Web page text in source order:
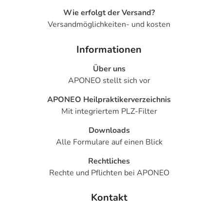
Wie erfolgt der Versand?
Versandmöglichkeiten- und kosten
Informationen
Über uns
APONEO stellt sich vor
APONEO Heilpraktikerverzeichnis
Mit integriertem PLZ-Filter
Downloads
Alle Formulare auf einen Blick
Rechtliches
Rechte und Pflichten bei APONEO
Kontakt